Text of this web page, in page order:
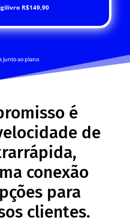
R$149,90
junto ao plano
é
de
conexão
para
clientes.